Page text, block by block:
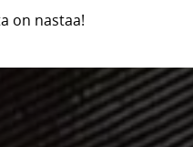
on nastaa!